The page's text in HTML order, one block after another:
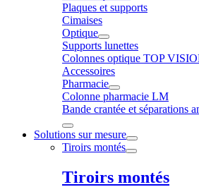
Plaques et supports
Cimaises
Optique
Supports lunettes
Colonnes optique TOP
Accessoires
Pharmacie
Colonne pharmacie LM
Bande crantée et séparations
Solutions sur mesure
Tiroirs montés
Tiroirs montés